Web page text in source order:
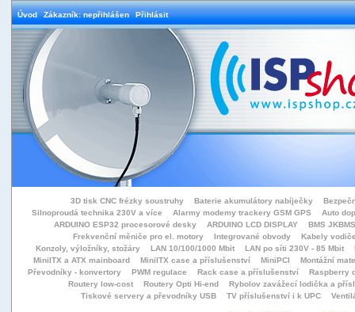
Úvod Zákazník: nepřihlášen Přihlásit
3D tisk CNC frézky soustruhy Baterie akumulátory nabíječky
Silnoproudá technika 230V a více
Alarmy modemy trackery GSM GPS
Auto
ARDUINO ESP32 procesorové desky
ARDUINO LCD DISPLAY
BMS
Frekvenční měniče pro el. motory
Integrované obvody
Kabely
Konzoly, výložníky, stožáry
LAN 10/100/1000 Mbit LAN po síti 230V - 85 Mbit
MiniITX a ATX mainboard
MiniITX case a příslušenství MiniPCI
Montážní
Převodníky - konvertory
PWM regulace Rack case a příslušenství
Raspberry
Routery low-cost
Routery Opti Hi-end
Rybolov zavážecí lodička a přísl
Tiskové servery a převodníky USB
TV příslušenství i k UPC